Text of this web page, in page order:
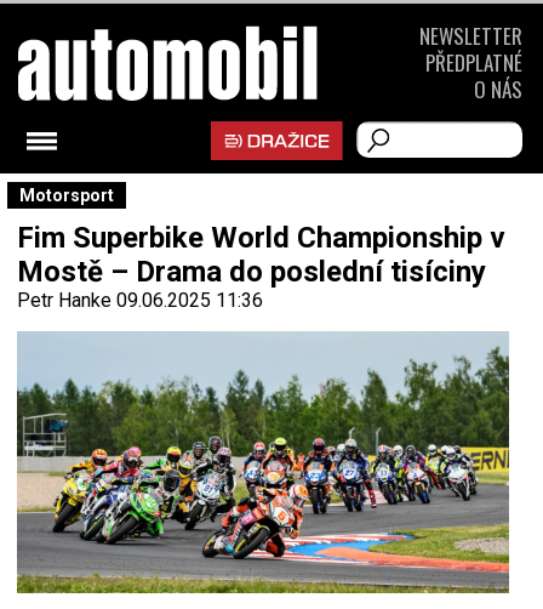
Motorsport
Fim Superbike World Championship v
Mostě – Drama do poslední tisíciny
Petr Hanke 09.06.2025 11:36
NEWSLETTER
PŘEDPLATNÉ
O NÁS